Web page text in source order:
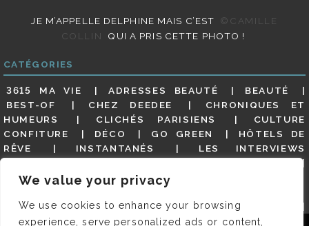
We value your privacy
We use cookies to enhance your browsing
experience, serve personalized ads or content,
JE M’APPELLE DELPHINE MAIS C’EST
©CAMILLE
COLLIN
QUI A PRIS CETTE PHOTO !
CATÉGORIES
3615 MA VIE ADRESSES BEAUTÉ
BEAUTÉ
BEST-OF
CHEZ DEEDEE
CHRONIQUES ET
HUMEURS
CLICHÉS PARISIENS
CULTURE
CONFITURE
DÉCO GO GREEN
HÔTELS DE
RÊVE
INSTANTANÉS
LES INTERVIEWS
MES ADRESSES
MODE NON CLASSÉ
GUIDE
PARIS EN PHOTOS
RESTAURANTS
REVUE DE PRESSE DÉTAILLÉE, SIOU PLAIT